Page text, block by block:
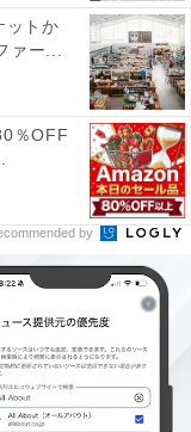
ットか
ァー...
％OFF
by